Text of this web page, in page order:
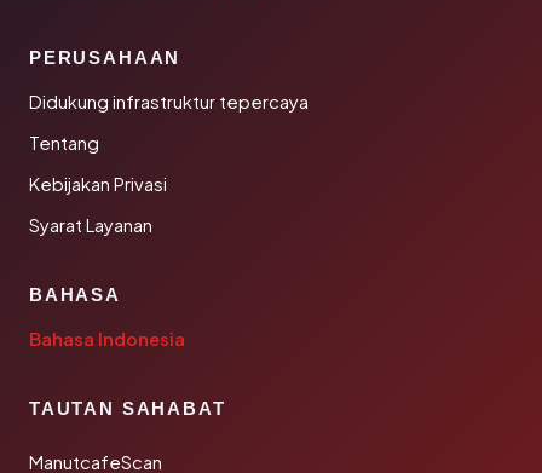
PERUSAHAAN
Didukung infrastruktur tepercaya
Tentang
Kebijakan Privasi
Syarat Layanan
BAHASA
Bahasa Indonesia
TAUTAN SAHABAT
ManutcafeScan